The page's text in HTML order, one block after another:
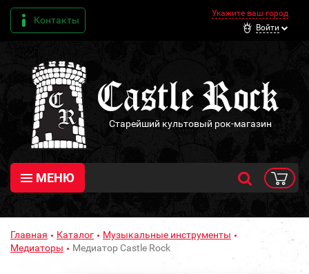
Контакты
Укажите ваш город
Войти
Старейший культовый рок-магазин
МЕНЮ
Главная Каталог
Музыкальные инструменты
Медиаторы
Медиатор Castle Rock